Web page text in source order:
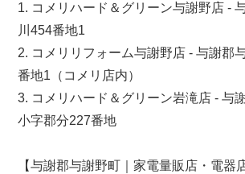
1. コメリハード＆グリーン与謝野店 -
川454番地1
2. コメリリフォーム与謝野店 - 与謝郡
番地1（コメリ店内）
3. コメリハード＆グリーン岩滝店 - 与
小字郡分227番地
【与謝郡与謝野町｜家電量販店・電器